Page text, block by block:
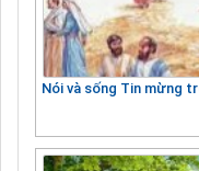
Nói và sống Tin mừng